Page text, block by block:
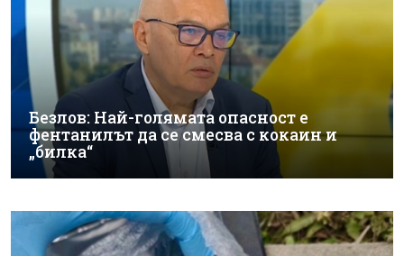
Безлов: Най-голямата опасност е
фентанилът да се смесва с кокаин и
„билка“